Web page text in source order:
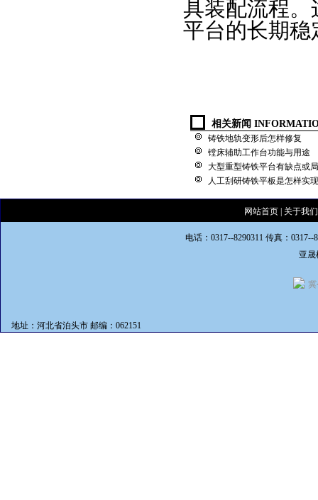
具装配流程。
平台的长期稳
相关新闻
铸铁地轨变形后怎样修复
镗床辅助工作台功能与用途
大型重型铸铁平台有缺点或
人工刮研铸铁平板是怎样实
网站首页| 关于我们
电话：0317--8290311 传真：0317--
亚
冀
地址：河北省泊头市 邮编：062151